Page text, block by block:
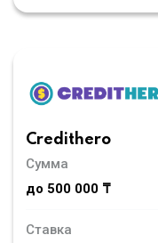
Credithero
Сумма
до 500 000 ₸
Ставка